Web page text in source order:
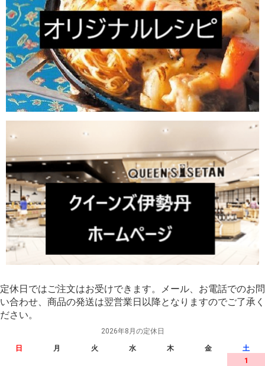
定休日ではご注文はお受けできます。メール、お電話でのお問
い合わせ、商品の発送は翌営業日以降となりますのでご了承く
ださい。
2026年8月の定休日
日 月 火 水 木 金
土
1